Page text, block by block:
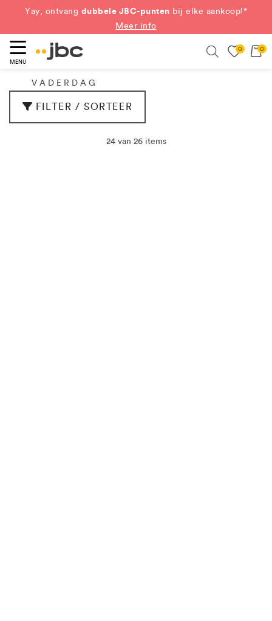
Yay, ontvang dubbele JBC-punten bij elke aankoop!*
Meer info
MENU
0 0
VADERDAG
FILTER / SORTEER
24 van 26 items